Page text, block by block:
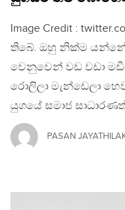
Image Credit :
තිබේ. ඔහු නික්ම
වෙනුවෙන් වඩ වඩා
රොලිලා මැන්ඩෙලා
යුගයේ සමාජ
PASAN